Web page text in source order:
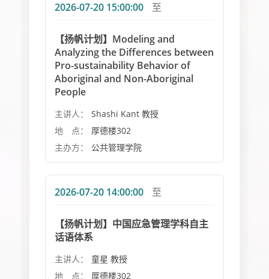
2026-07-20 15:00:00 至
【扬帆计划】Modeling and
Analyzing the Differences between
Pro-sustainability Behavior of
Aboriginal and Non-Aboriginal
People
主讲人：
Shashi Kant 教授
地 点：
厚德楼302
主办方：
公共管理学院
2026-07-20 14:00:00 至
【扬帆计划】中国应急管理学科自主
话语体系
主讲人：
童星 教授
地 点：
厚德楼302